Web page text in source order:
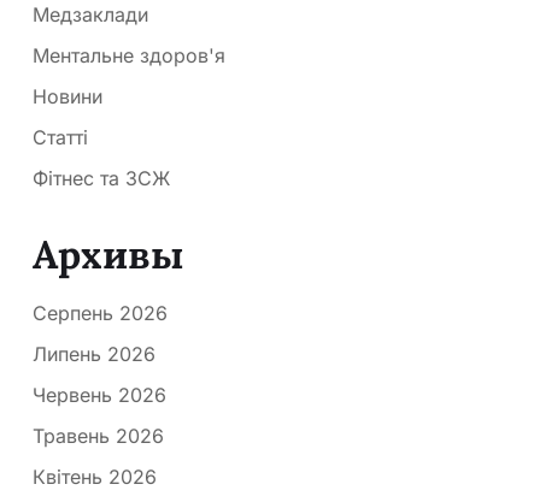
Медзаклади
Ментальне здоров'я
Новини
Статті
Фітнес та ЗСЖ
Архивы
Серпень 2026
Липень 2026
Червень 2026
Травень 2026
Квітень 2026